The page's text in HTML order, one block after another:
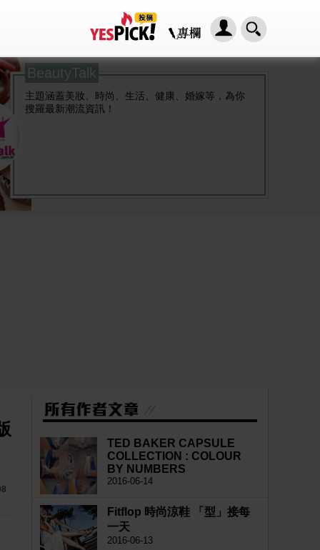
BeautyTalk
主題涵蓋美妝、時尚、生活、健康、婚嫁等，為你
搜羅最新潮流資訊！
TED BAKER CAPSULE
COLLECTION : COLOUR
BY NUMBERS
2016-06-14
Fitflop 時尚涼鞋 「型」接每
一天
2016-06-13